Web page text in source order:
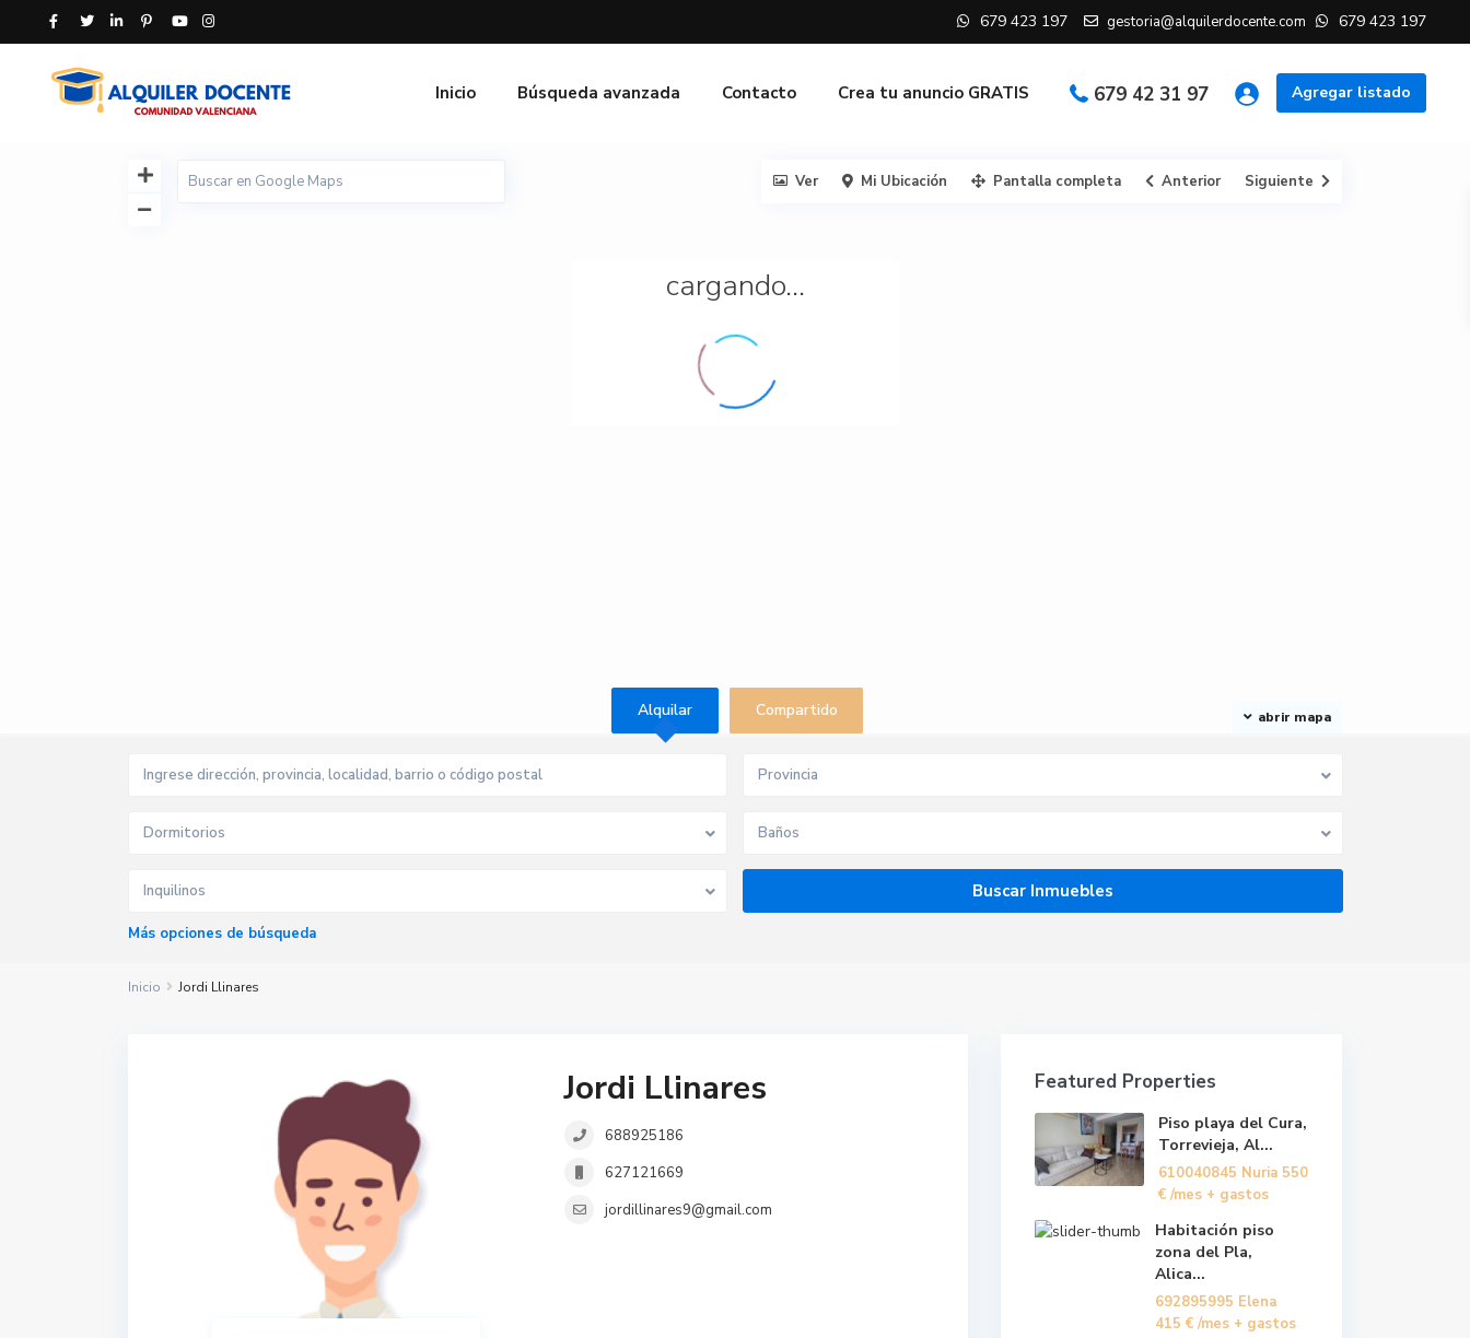
679 423 197 gestoria@alquilerdocente.com 679 423 197
Agregar listado
679 42 31 97
Inicio Búsqueda avanzada Contacto Crea tu anuncio GRATIS
cargando...
abrir mapa
Ver Mi Ubicación Pantalla completa Anterior Siguiente
Alquilar Compartido
Provincia
Dormitorios Baños
Inquilinos
Más opciones de búsqueda
Inicio Jordi Llinares
Jordi Llinares
688925186
627121669
jordillinares9@gmail.com
Featured Properties
Piso playa del Cura,
Torrevieja, Al...
610040845 Nuria 550
€ /mes + gastos
Habitación piso
zona del Pla,
Alica...
692895995 Elena
415 € /mes + gastos